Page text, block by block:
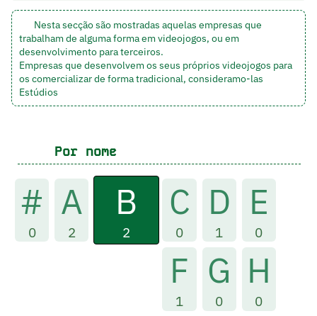
Nesta secção são mostradas aquelas empresas que
trabalham de alguma forma em videojogos, ou em
desenvolvimento para terceiros.
Empresas que desenvolvem os seus próprios videojogos para
os comercializar de forma tradicional, consideramo-las
Estúdios
Por nome
#
0
A
2
B
2
C
0
D
1
E
0
F
1
G
0
H
0